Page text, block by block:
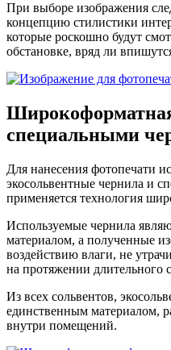
При выборе изображения
концепцию стилистики
которые роскошно будут
обстановке, вряд ли
специальными
Для нанесения фотопечати
экосольвентные чернила и
применяется технология
Используемые чернила
материалом, а полученные
воздействию влаги, не
на протяжении длительного
Из всех сольвентов,
единственным материалом,
внутри помещений.